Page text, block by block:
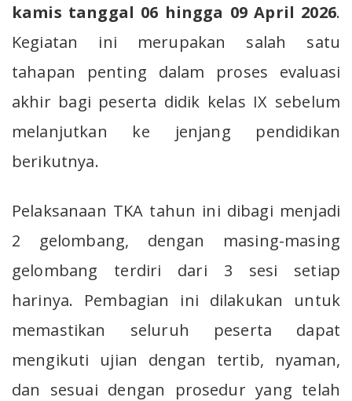
kamis tanggal 06 hingga 09 April 2026.
Kegiatan ini merupakan salah satu
tahapan penting dalam proses evaluasi
akhir bagi peserta didik kelas IX sebelum
melanjutkan ke jenjang pendidikan
berikutnya.
Pelaksanaan TKA tahun ini dibagi menjadi
2 gelombang, dengan masing-masing
gelombang terdiri dari 3 sesi setiap
harinya. Pembagian ini dilakukan untuk
memastikan seluruh peserta dapat
mengikuti ujian dengan tertib, nyaman,
dan sesuai dengan prosedur yang telah